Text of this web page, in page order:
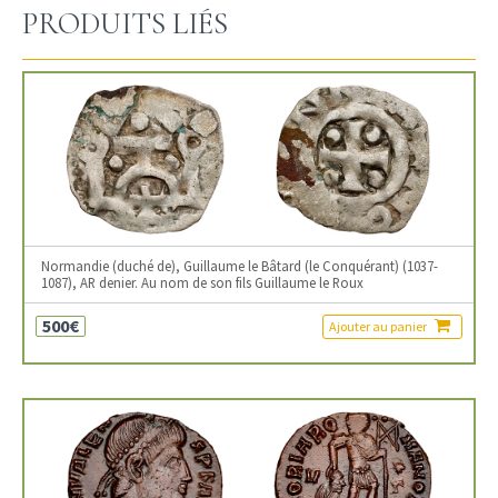
PRODUITS LIÉS
Normandie (duché de), Guillaume le Bâtard (le Conquérant) (1037-
1087), AR denier. Au nom de son fils Guillaume le Roux
500€ Ajouter au panier